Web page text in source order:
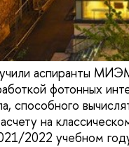
аспиранты
фотонных
способного
на
2022 учебном